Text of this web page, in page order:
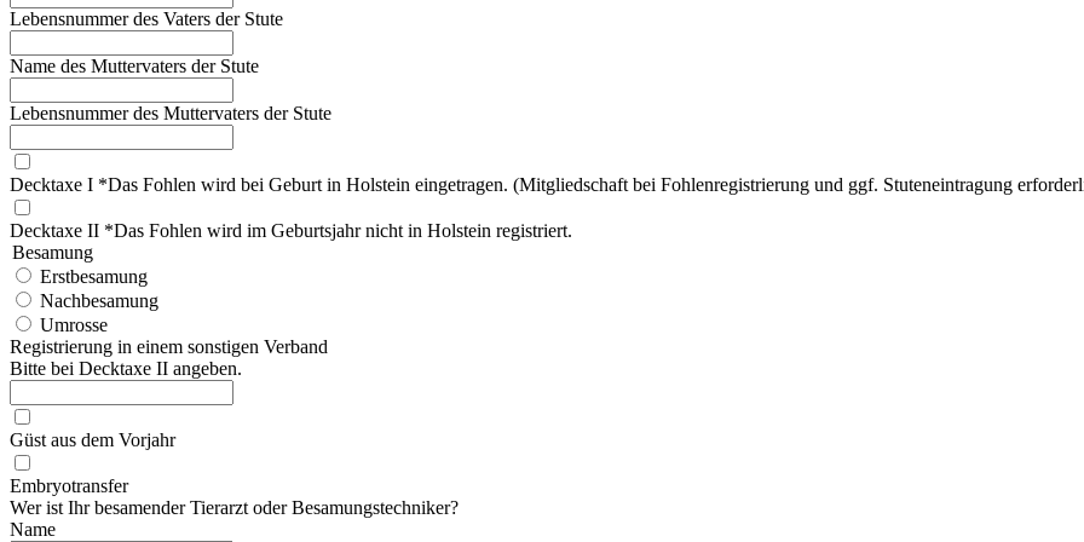
Lebensnummer des Vaters der Stute
Name des Muttervaters der Stute
Lebensnummer des Muttervaters der Stute
Decktaxe I *Das Fohlen wird bei Geburt in Holstein eingetragen. (Mitgliedschaft bei Fohlenregistrierung und ggf. Stuteneintragung
Decktaxe II *Das Fohlen wird im Geburtsjahr nicht in Holstein registriert.
Besamung
Erstbesamung
Nachbesamung
Umrosse
Registrierung in einem sonstigen Verband
Bitte bei Decktaxe II angeben.
Güst aus dem Vorjahr
Embryotransfer
Wer ist Ihr besamender Tierarzt oder Besamungstechniker?
Name